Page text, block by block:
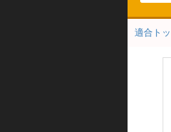
適合ト